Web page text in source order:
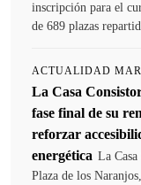
inscripción para el
de 689 plazas
ACTUALIDAD
La Casa
fase final de su
reforzar
energética La
Plaza de los